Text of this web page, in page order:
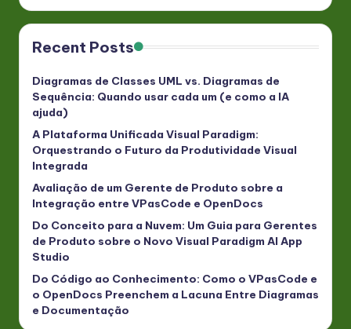
Recent Posts
Diagramas de Classes UML vs. Diagramas de
Sequência: Quando usar cada um (e como a IA
ajuda)
A Plataforma Unificada Visual Paradigm:
Orquestrando o Futuro da Produtividade Visual
Integrada
Avaliação de um Gerente de Produto sobre a
Integração entre VPasCode e OpenDocs
Do Conceito para a Nuvem: Um Guia para Gerentes
de Produto sobre o Novo Visual Paradigm AI App
Studio
Do Código ao Conhecimento: Como o VPasCode e
o OpenDocs Preenchem a Lacuna Entre Diagramas
e Documentação